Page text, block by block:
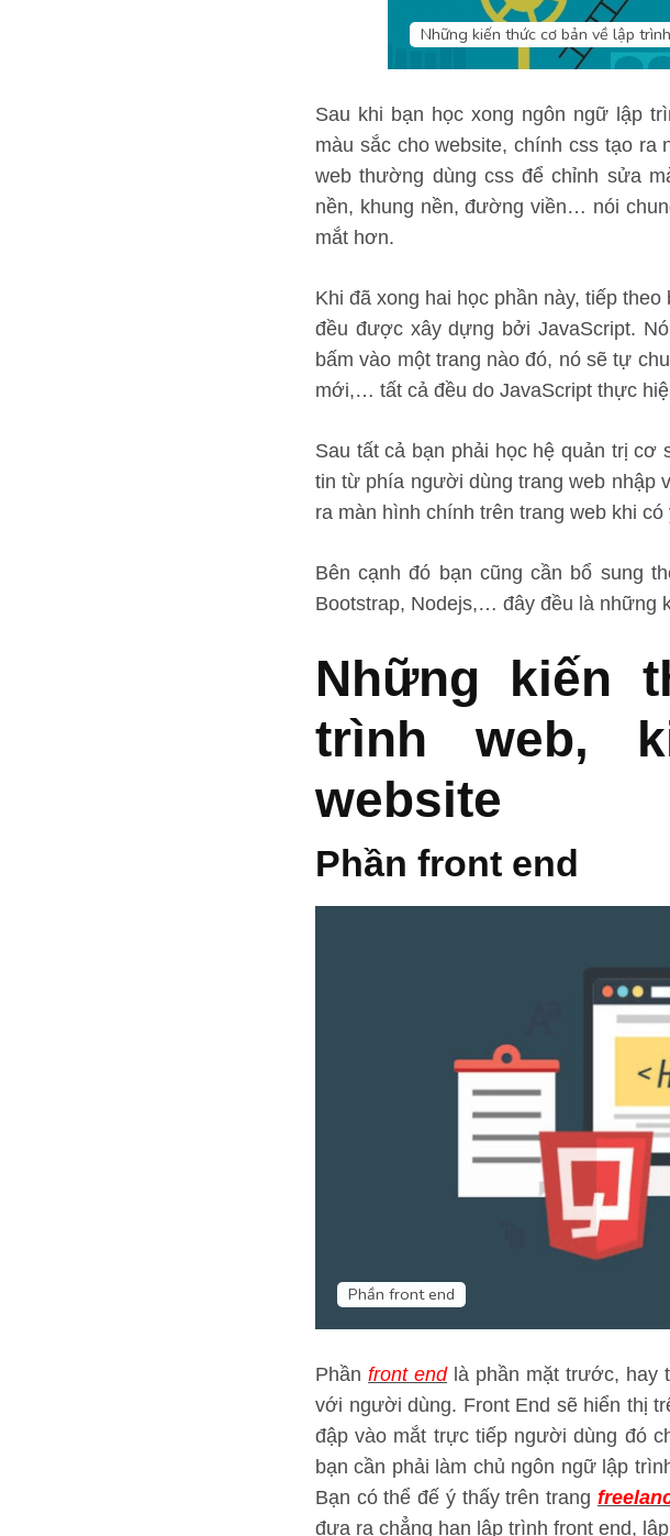
Những kiến thức cơ bản về lập
Sau khi bạn học xong ngôn ngữ lập
màu sắc cho website, chính css tạo ra
web thường dùng css để chỉnh sửa
nền, khung nền, đường viền… nói
mắt hơn.
Khi đã xong hai học phần này, tiếp theo
đều được xây dựng bởi JavaScript.
bấm vào một trang nào đó, nó sẽ tự
mới,… tất cả đều do JavaScript thực
Sau tất cả bạn phải học hệ quản trị
tin từ phía người dùng trang web nhập
ra màn hình chính trên trang web khi
Bên cạnh đó bạn cũng cần bổ sung
Bootstrap, Nodejs,… đây đều là những
Những kiến
trình web,
website
Phần front end
Phần front end
Phầnfront endlà phần mặt trước, hay
với người dùng. Front End sẽ hiển thị
đập vào mắt trực tiếp người dùng đó
bạn cần phải làm chủ ngôn ngữ lập
Bạn có thể đế ý thấy trên trang
đưa ra chẳng hạn lập trình front end,